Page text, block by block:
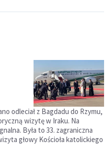
odleciał z Bagdadu do Rzymu,
wizytę w Iraku. Na
Była to 33. zagraniczna
głowy Kościoła katolickiego